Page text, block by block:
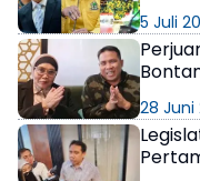
5 Juli
28 Juni